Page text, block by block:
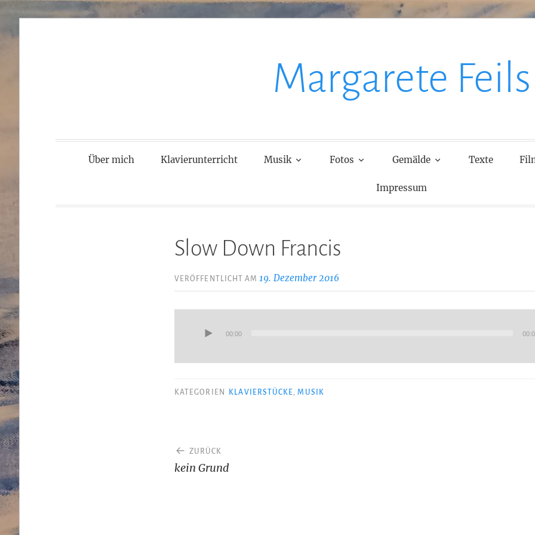
Margarete Feils
Über mich Klavierunterricht Musik Fotos Gemälde Texte
Impressum
Slow Down Francis
VERÖFFENTLICHT AM19. Dezember 2016
Player
00:00
KATEGORIEN KLAVIERSTÜCKE,MUSIK
Beitragsnavigation
ZURÜCK
kein Grund